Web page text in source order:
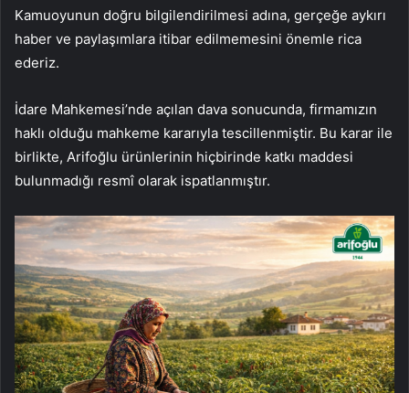
Kamuoyunun doğru bilgilendirilmesi adına, gerçeğe aykırı
haber ve paylaşımlara itibar edilmemesini önemle rica
ederiz.
İdare Mahkemesi’nde açılan dava sonucunda, firmamızın
haklı olduğu mahkeme kararıyla tescillenmiştir. Bu karar ile
birlikte, Arifoğlu ürünlerinin hiçbirinde katkı maddesi
bulunmadığı resmî olarak ispatlanmıştır.